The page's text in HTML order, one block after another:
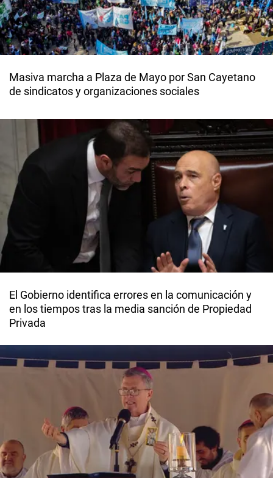
Masiva marcha a Plaza de Mayo por San Cayetano
de sindicatos y organizaciones sociales
El Gobierno identifica errores en la comunicación y
en los tiempos tras la media sanción de Propiedad
Privada